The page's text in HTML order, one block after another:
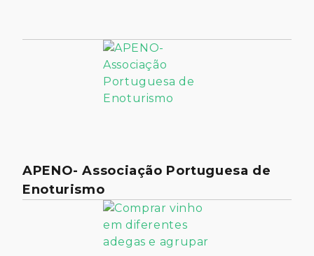
APENO- Associação Portuguesa de
Enoturismo